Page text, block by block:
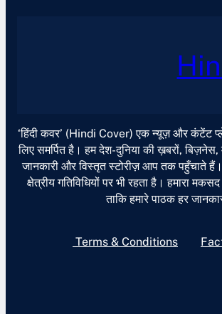
‘हिंदी कवर’ (Hindi Cover) एक न्यूज़ और कंटेंट
लिए समर्पित है। हम देश-दुनिया की ख़बरों,
जानकारी और विस्तृत स्टोरीज़ आप तक पहुँचाते हैं।
क्षेत्रीय गतिविधियों पर भी रहता है। हमारा
ताकि हमारे पाठक हर
Terms & Conditions